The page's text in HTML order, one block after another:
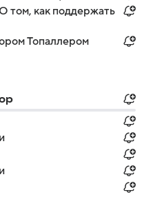
том, как поддержать
Топаллером